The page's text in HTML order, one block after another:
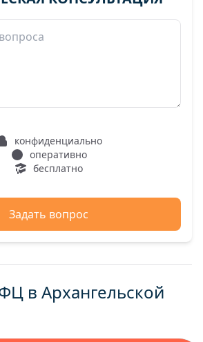
конфиденциально
оперативно
бесплатно
Задать вопрос
в Архангельской